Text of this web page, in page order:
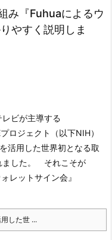
み『Fuhuaによるウ
やすく説明しま
ビが主導する
ロジェクト（以下NIH）
活用した世界初となる取
した。
それこそが
レットサイン会』
した世 ...